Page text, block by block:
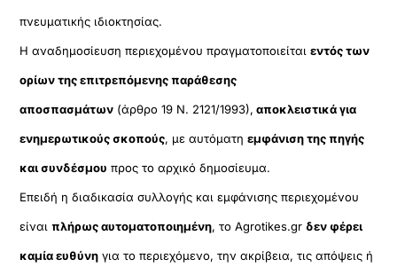
πνευματικής ιδιοκτησίας.
Η αναδημοσίευση περιεχομένου πραγματοποιείταιεντός των
ορίων της επιτρεπόμενης παράθεσης
αποσπασμάτων (άρθρο 19 Ν. 2121/1993), αποκλειστικά για
ενημερωτικούς σκοπούς, με αυτόματηεμφάνιση της πηγής
και συνδέσμου προς το αρχικό δημοσίευμα.
Επειδή η διαδικασία συλλογής και εμφάνισης περιεχομένου
είναιπλήρως αυτοματοποιημένη, το Agrotikes.gr δεν φέρει
καμία ευθύνη για το περιεχόμενο, την ακρίβεια, τις απόψεις ή